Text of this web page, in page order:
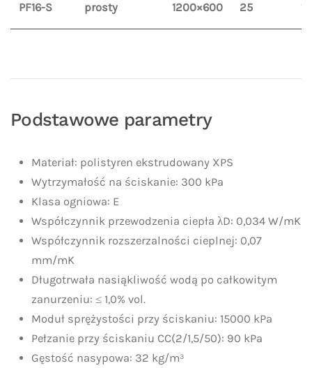
PF16-S prosty 1200×600 25 16
Podstawowe parametry
Materiał: polistyren ekstrudowany XPS
Wytrzymałość na ściskanie: 300 kPa
Klasa ogniowa: E
Współczynnik przewodzenia ciepła λD: 0,034 W/mK
Współczynnik rozszerzalności cieplnej: 0,07
mm/mK
Długotrwała nasiąkliwość wodą po całkowitym
zanurzeniu: ≤ 1,0% vol.
Moduł sprężystości przy ściskaniu: 15000 kPa
Pełzanie przy ściskaniu CC(2/1,5/50): 90 kPa
Gęstość nasypowa: 32 kg/m³